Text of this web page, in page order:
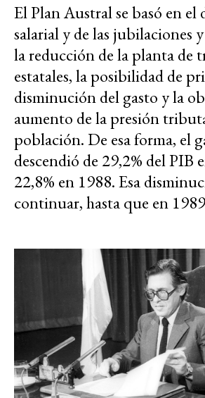
El Plan Austral se basó en el
salarial y de las jubilaciones
la reducción de la planta de
estatales, la posibilidad de
disminución del gasto y la
aumento de la presión
población. De esa forma, el
descendió de 29,2% del PIB
22,8% en 1988. Esa
continuar, hasta que en